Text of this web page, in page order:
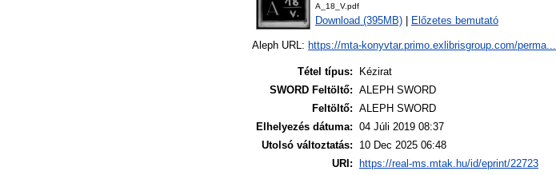
A_18_V.pdf
Download (395MB) Előzetes bemutató
Aleph URL: https://mta-konyvtar.primo.exlibrisgroup.com/perma...
Tétel típus:
Kézirat
SWORD Feltöltő: ALEPH SWORD
Feltöltő: ALEPH SWORD
Elhelyezés dátuma: 04 Júli 2019 08:37
Utolsó változtatás:
10 Dec 2025 06:48
URI:
https://real-ms.mtak.hu/id/eprint/22723